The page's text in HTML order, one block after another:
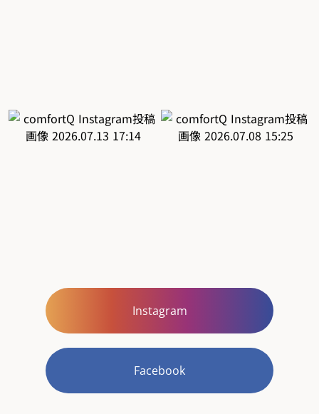
Instagram
Facebook